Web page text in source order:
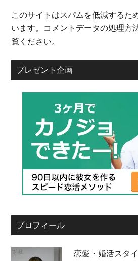
このサイトはスパムを低減するた
います。 コメントデータの処理方
覧ください。
プレゼント企画
プロフィール
恋愛・婚活スタ